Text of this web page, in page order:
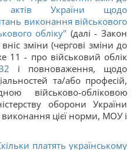
актів України щодо
виконання військового
обліку" (далі - Закон
вніс зміни (чергові зміни до
11 - про військовий облік
і повноваження, щодо
та/або професій,
військово-обліковою
оборони України
цієї норми, МОУ і
платять українському